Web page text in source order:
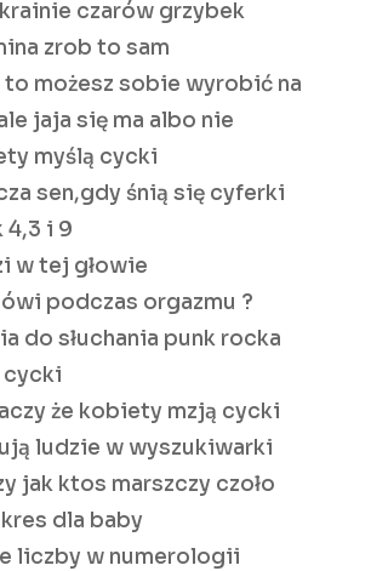
czarów grzybek
zrob to sam
możesz sobie wyrobić na
jaja się ma albo nie
myślą cycki
sen,gdy śnią się cyferki
4,3 i 9
w tej głowie
podczas orgazmu ?
do słuchania punk rocka
cycki
że kobiety mzją cycki
ludzie w wyszukiwarki
jak ktos marszczy czoło
dla baby
liczby w numerologii